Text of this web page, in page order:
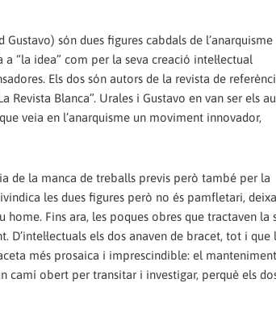
són dues figures cabdals de l’anarquisme
“la idea” com per la seva creació intel·lectual
Els dos són autors de la revista de
Blanca”. Urales i Gustavo en van ser els
veia en l’anarquisme un moviment innovador,
de la manca de treballs previs però també per la
les dues figures però no és pamfletari,
Fins ara, les poques obres que tractaven la
els dos anaven de bracet, tot i que
més prosaica i imprescindible: el manteniment
camí obert per transitar i investigar, perquè els